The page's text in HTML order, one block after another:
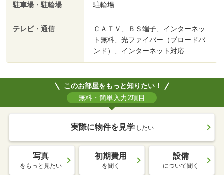
駐車場・駐輪場 駐輪場
テレビ・通信
ＣＡＴＶ、ＢＳ端子、インターネッ
ト無料、光ファイバー（ブロードバ
ンド）、インターネット対応
このお部屋をもっと知りたい！
無料・簡単入力2項目
実際に物件を見学 したい
写真
をもっと見たい
初期費用
を聞く
設備
について聞く